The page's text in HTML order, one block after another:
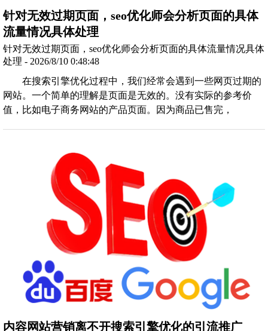
针对无效过期页面，seo优化师会分析页面的具体
流量情况具体处理
针对无效过期页面，seo优化师会分析页面的具体流量情况具体
处理 - 2026/8/10 0:48:48
在搜索引擎优化过程中，我们经常会遇到一些网页过期的
网站。一个简单的理解是页面是无效的。没有实际的参考价
值，比如电子商务网站的产品页面。因为商品已售完，
内容网站营销离不开搜索引擎优化的引流推广